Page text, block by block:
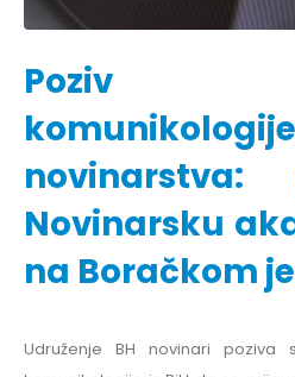
Poziv
Novinarsku
na Boračkom
Udruženje BH novinari poziva